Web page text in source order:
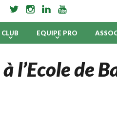
CLUB EQUIPE PRO
l’Ecole de